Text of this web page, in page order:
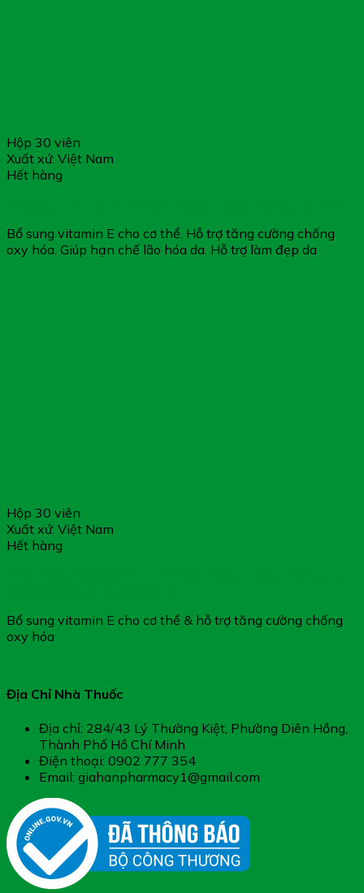
Hộp 30 viên
Xuất xứ: Việt Nam
Hết hàng
Bổ sung vitamin E cho cơ thể. Hỗ trợ tăng cường chống
oxy hóa. Giúp hạn chế lão hóa da. Hỗ trợ làm đẹp da
Hộp 30 viên
Xuất xứ: Việt Nam
Hết hàng
Bổ sung vitamin E cho cơ thể & hỗ trợ tăng cường chống
oxy hóa
Địa Chỉ Nhà Thuốc
Địa chỉ: 284/43 Lý Thường Kiệt, Phường Diên Hồng,
Thành Phố Hồ Chí Minh
Điện thoại: 0902 777 354
Email: giahanpharmacy1@gmail.com